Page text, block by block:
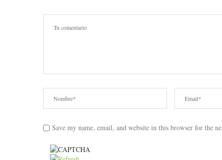
Save my name, email, and website in this browser for the